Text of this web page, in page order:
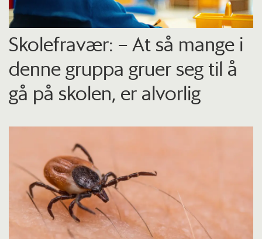
Skolefravær: – At så mange i
denne gruppa gruer seg til å
gå på skolen, er alvorlig